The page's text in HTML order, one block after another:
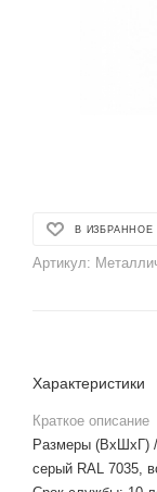
В ИЗБРАННОЕ
Артикул:
Характеристики
Краткое описание
Размеры (ВхШхГ)
серый RAL 7035,